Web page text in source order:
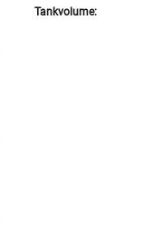
Tankvolume: